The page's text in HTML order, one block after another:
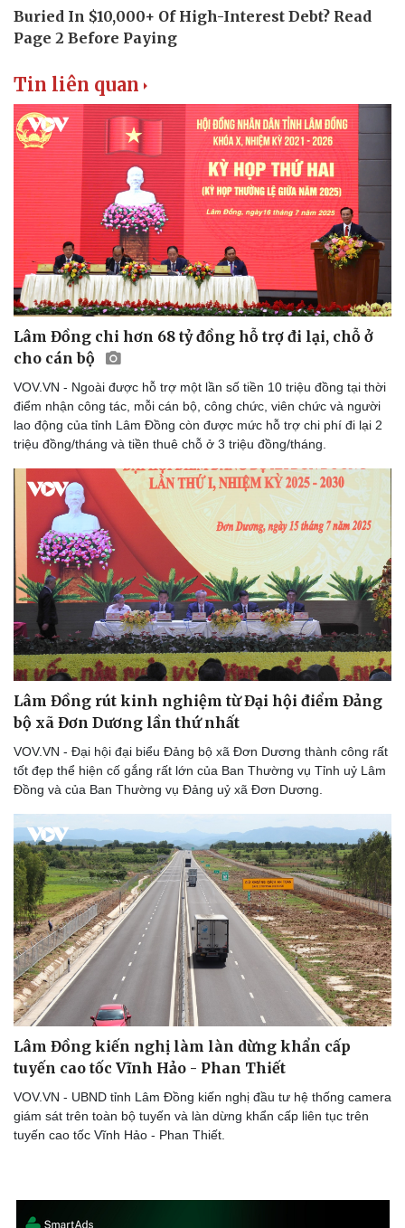
Bóng đá
Thế giới thể thao
eSports
Hậu trường
Tin liên quan
Lâm Đồng chi hơn 68 tỷ đồng hỗ trợ đi lại, chỗ ở
cho cán bộ
VOV.VN - Ngoài được hỗ trợ một lần số tiền 10 triệu đồng tại thời
điểm nhận công tác, mỗi cán bộ, công chức, viên chức và người
lao động của tỉnh Lâm Đồng còn được mức hỗ trợ chi phí đi lại 2
triệu đồng/tháng và tiền thuê chỗ ở 3 triệu đồng/tháng.
Lâm Đồng rút kinh nghiệm từ Đại hội điểm Đảng
bộ xã Đơn Dương lần thứ nhất
VOV.VN - Đại hội đại biểu Đảng bộ xã Đơn Dương thành công rất
tốt đẹp thể hiện cố gắng rất lớn của Ban Thường vụ Tỉnh uỷ Lâm
Đồng và của Ban Thường vụ Đảng uỷ xã Đơn Dương.
Lâm Đồng kiến nghị làm làn dừng khẩn cấp
tuyến cao tốc Vĩnh Hảo - Phan Thiết
VOV.VN - UBND tỉnh Lâm Đồng kiến nghị đầu tư hệ thống camera
giám sát trên toàn bộ tuyến và làn dừng khẩn cấp liên tục trên
tuyến cao tốc Vĩnh Hảo - Phan Thiết.